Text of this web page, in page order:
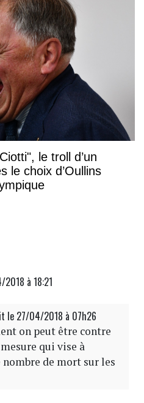
le troll d’un
le choix d’Oullins
à 18:21
le 27/04/2018 à 07h26
on peut être contre
qui vise à
de mort sur les